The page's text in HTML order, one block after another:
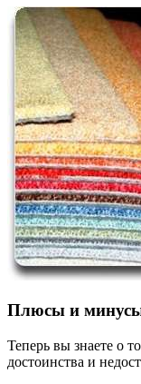
Плюсы и
Теперь вы знаете о
достоинства и